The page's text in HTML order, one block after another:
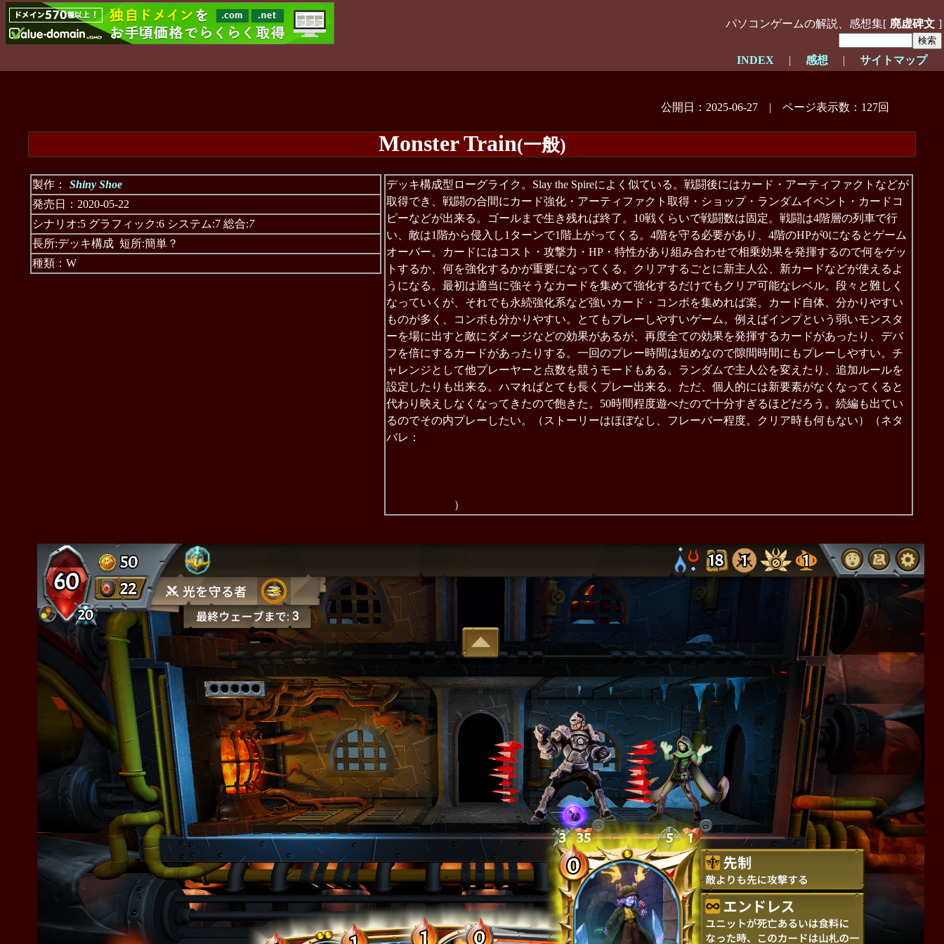
パソコンゲームの解説、感想集[ 廃虚碑文 ]
INDEX | 感想 | サイトマップ
公開日：2025-06-27 | ページ表示数：127回
Monster Train(一般)
製作：
Shiny Shoe
発売日：2020-05-22
シナリオ:5 グラフィック:6 システム:7 総合:7
長所:デッキ構成 短所:簡単？
種類：W
デッキ構成型ローグライク。Slay the Spireによく似ている。戦闘後にはカード・アーティファクトなどが
取得でき、戦闘の合間にカード強化・アーティファクト取得・ショップ・ランダムイベント・カードコ
ピーなどが出来る。ゴールまで生き残れば終了。10戦くらいで戦闘数は固定。戦闘は4階層の列車で行
い、敵は1階から侵入し1ターンで1階上がってくる。4階を守る必要があり、4階のHPが0になるとゲーム
オーバー。カードにはコスト・攻撃力・HP・特性があり組み合わせで相乗効果を発揮するので何をゲッ
トするか、何を強化するかが重要になってくる。クリアするごとに新主人公、新カードなどが使えるよ
うになる。最初は適当に強そうなカードを集めて強化するだけでもクリア可能なレベル。段々と難しく
なっていくが、それでも永続強化系など強いカード・コンボを集めれば楽。カード自体、分かりやすい
ものが多く、コンボも分かりやすい。とてもプレーしやすいゲーム。例えばインプという弱いモンスタ
ーを場に出すと敵にダメージなどの効果があるが、再度全ての効果を発揮するカードがあったり、デバ
フを倍にするカードがあったりする。一回のプレー時間は短めなので隙間時間にもプレーしやすい。チ
ャレンジとして他プレーヤーと点数を競うモードもある。ランダムで主人公を変えたり、追加ルールを
設定したりも出来る。ハマればとても長くプレー出来る。ただ、個人的には新要素がなくなってくると
代わり映えしなくなってきたので飽きた。50時間程度遊べたので十分すぎるほどだろう。続編も出てい
るのでその内プレーしたい。（ストーリーはほぼなし、フレーバー程度。クリア時も何もない）（ネタ
バレ：
）